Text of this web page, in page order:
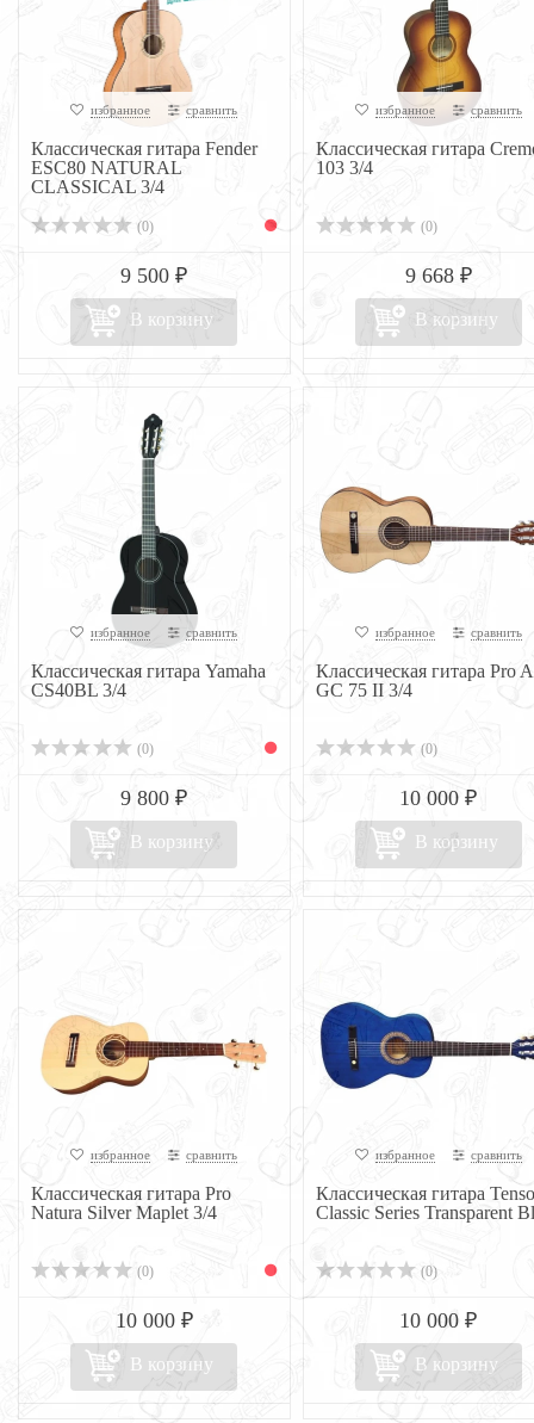
избранное сравнить
Классическая гитара Fender
ESC80 NATURAL
CLASSICAL 3/4
(0)
9 500 ₽
В корзину
избранное сравнить
Классическая гитара
103 3/4
(0)
9 668 ₽
В корзину
избранное сравнить
Классическая гитара Yamaha
CS40BL 3/4
(0)
9 800 ₽
В корзину
избранное сравнить
Классическая гитара Pro
GC 75 II 3/4
(0)
10 000 ₽
В корзину
избранное сравнить
Классическая гитара Pro
Natura Silver Maplet 3/4
(0)
10 000 ₽
В корзину
избранное сравнить
Классическая гитара
Classic Series Transparent
(0)
10 000 ₽
В корзину